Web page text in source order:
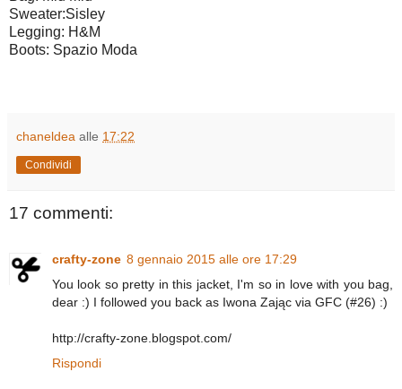
Sweater:Sisley
Legging: H&M
Boots: Spazio Moda
chaneldea alle 17:22
Condividi
17 commenti:
crafty-zone 8 gennaio 2015 alle ore 17:29
You look so pretty in this jacket, I'm so in love with you bag,
dear :) I followed you back as Iwona Zając via GFC (#26) :)
http://crafty-zone.blogspot.com/
Rispondi